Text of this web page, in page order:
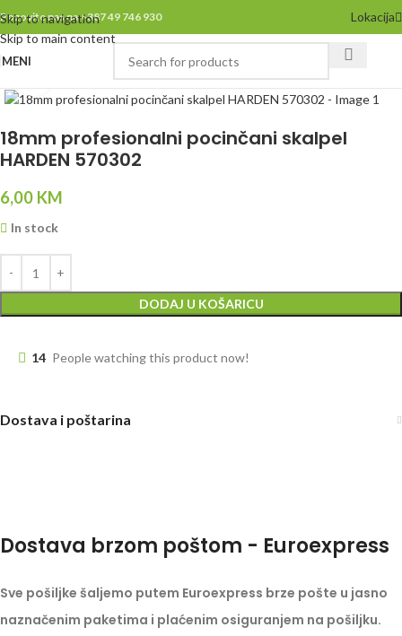
Skip to navigation
Skip to main content
Pozovite nas na +387 49 746 930 Lokacija
MENI
Click to enlarge
18mm profesionalni pocinčani skalpel
HARDEN 570302
6,00 KM
In stock
DODAJ U KOŠARICU
14 People watching this product now!
Dostava i poštarina
Dostava brzom poštom - Euroexpress
Sve pošiljke šaljemo putem Euroexpress brze pošte u jasno
naznačenim paketima i plaćenim osiguranjem na pošiljku.